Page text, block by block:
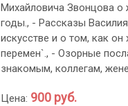
Михайловича Звонцова о
годы., - Рассказы
искусстве и о том, как
перемен`., - Озорные
знакомым, коллегам,
Цена: 900 руб.